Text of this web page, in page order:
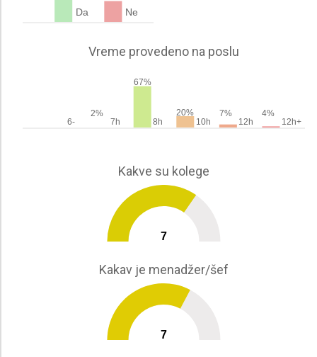
Da
Ne
Vreme provedeno na poslu
6-
2%
7h
67%
8h
20%
10h
7%
12h
4%
12h+
Kakve su kolege
7
Kakav je menadžer/šef
7